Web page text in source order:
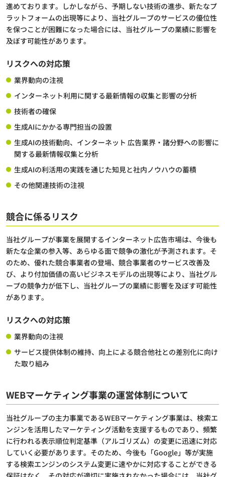
進めております。しかしながら、予期しない技術の進歩、新たなプ
ラットフォームの出現等により、当社グループのサービスの優位性
を保つことが困難になった場合には、当社グループの業績に影響を
及ぼす可能性があります。
リスクへの対応策
業界動向の注視
インターネット利用に関する最新情報の収集と影響の分析
技術者の確保
生成AIにかかる専門担当の設置
生成AIの技術動向、インターネット 広告業界・諸分野への影響に
関する最新情報収集と分析
生成AIの利活用の実践を通じた知見と社内ノウハウの蓄積
その他関連技術の注視
競合に係るリスク
当社グループが事業を展開するインターネット広告市場は、今後も
新たな企業の参入等、あらゆる面で競争の激化が予測されます。そ
のため、優れた競合事業者の登場、競合事業者のサービス改善及
び、より付加価値の高いビジネスモデルの出現等により、当社グル
ープの競争力が低下し、当社グループの業績に影響を及ぼす可能性
があります。
リスクへの対応策
業界動向の注視
サービス提供体制の維持、向上による競合他社との差別化に向け
た取り組み
WEBマーケティング事業の運営体制について
当社グループの主力事業であるWEBマーケティング事業は、検索エ
ンジンを活用したマーケティング活動を支援するものであり、頻繁
に行われる表示順位判定基準（アルゴリズム）の変更に迅速に対応
していく必要があります。そのため、今後も「Google」等が実施
する検索エンジンのシステム変更に速やかに対応することができる